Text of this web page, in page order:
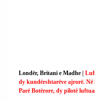
Londër, Britani e Madhe |
dy kundërshtarëve ajrorë. Në
Parë Botërore, dy pilotë